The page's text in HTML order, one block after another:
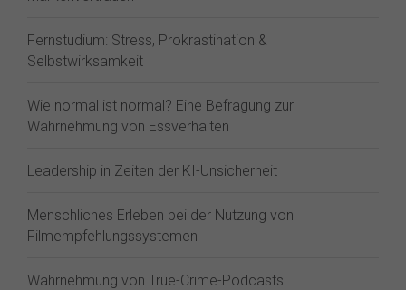
Fernstudium: Stress, Prokrastination &
Selbstwirksamkeit
Wie normal ist normal? Eine Befragung zur
Wahrnehmung von Essverhalten
Leadership in Zeiten der KI-Unsicherheit
Menschliches Erleben bei der Nutzung von
Filmempfehlungssystemen
Wahrnehmung von True-Crime-Podcasts